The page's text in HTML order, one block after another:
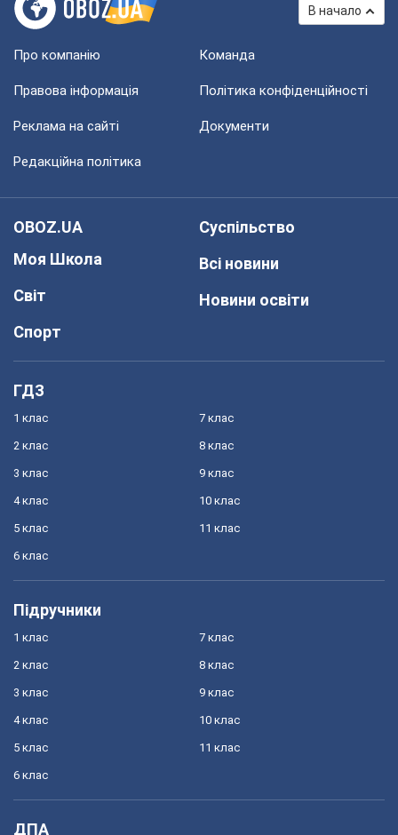
В начало
Про компанію Команда
Правова інформація Політика конфіденційності
Реклама на сайті Документи
Редакційна політика
OBOZ.UA
Моя Школа
Світ
Спорт
Суспільство
Всі новини
Новини освіти
ГДЗ
1 клас
2 клас
3 клас
4 клас
5 клас
6 клас
7 клас
8 клас
9 клас
10 клас
11 клас
Підручники
1 клас
2 клас
3 клас
4 клас
5 клас
6 клас
7 клас
8 клас
9 клас
10 клас
11 клас
ДПА